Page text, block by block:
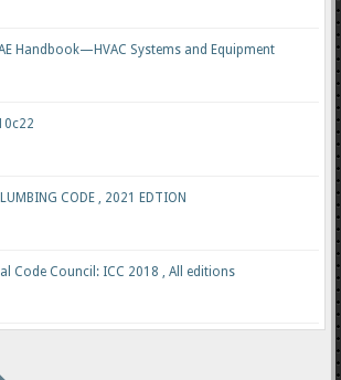
Handbook—HVAC Systems and Equipment
CODE , 2021 EDTION
Code Council: ICC 2018 , All editions